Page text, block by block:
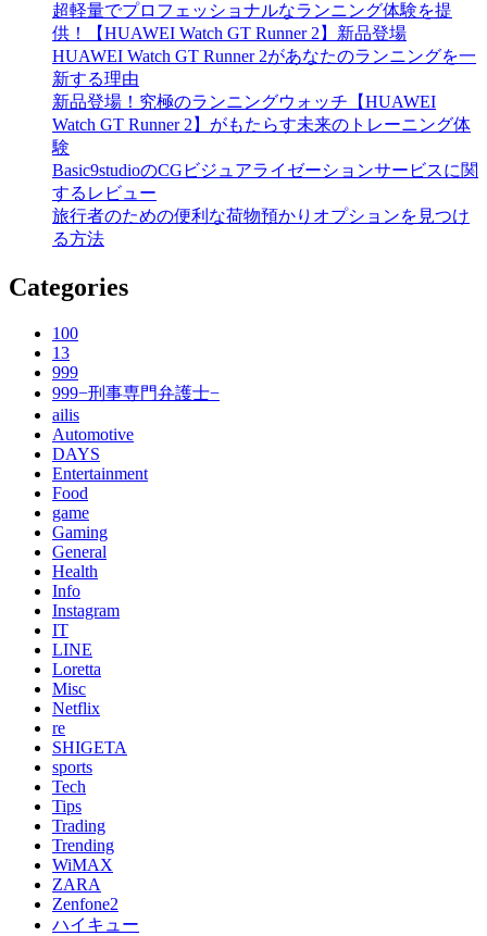
超軽量でプロフェッショナルなランニング体験を提
供！【HUAWEI Watch GT Runner 2】新品登場
HUAWEI Watch GT Runner 2があなたのランニングを一
新する理由
新品登場！究極のランニングウォッチ【HUAWEI
Watch GT Runner 2】がもたらす未来のトレーニング体
験
Basic9studioのCGビジュアライゼーションサービスに関
するレビュー
旅行者のための便利な荷物預かりオプションを見つけ
る方法
Categories
100
13
999
999−刑事専門弁護士−
ailis
Automotive
DAYS
Entertainment
Food
game
Gaming
General
Health
Info
Instagram
IT
LINE
Loretta
Misc
Netflix
re
SHIGETA
sports
Tech
Tips
Trading
Trending
WiMAX
ZARA
Zenfone2
ハイキュー